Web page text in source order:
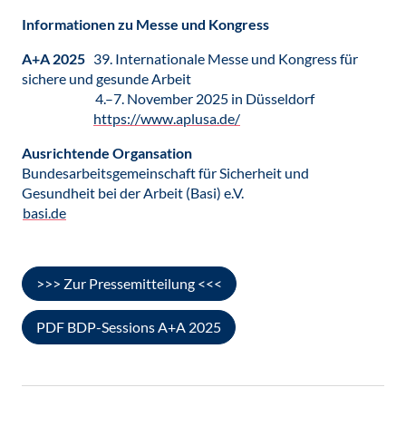
Informationen zu Messe und Kongress
A+A 2025 39. Internationale Messe und Kongress für
sichere und gesunde Arbeit
4.–7. November 2025 in Düsseldorf
https://www.aplusa.de/
Ausrichtende Organsation
Bundesarbeitsgemeinschaft für Sicherheit und
Gesundheit bei der Arbeit (Basi) e.V.
basi.de
>>> Zur Pressemitteilung <<<
PDF BDP-Sessions A+A 2025